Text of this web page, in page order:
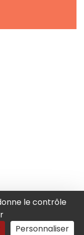
le contrôle
Personnaliser